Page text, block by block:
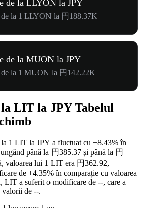
de la LLYON la JPY
de la 1 LLYON la 円188.37K
de la MUON la JPY
de la 1 MUON la 円142.22K
la LIT la JPY Tabelul
1 LIT la JPY a fluctuat cu +8.43%în
până la 円385.37 și până la 円
valoarea lui 1 LIT era 円362.92,
de +4.35%în comparație cu valoarea
LIT a suferit o modificare de --, care a
valorii de --.